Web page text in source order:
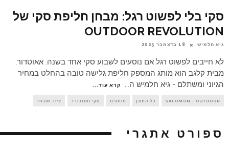
סקי בלי לפשוט רגל: מבחן חליפת סקי של
OUTDOOR REVOLUTION
גיא חלמיש 18 בדצמבר 2025
לא חייבים לפשוט רגל אם נוסעים לשבוע סקי אחד בשנה. אאוטדור,
מבית קלגב הוא מותג המספק חליפת גלישה טובה בהחלט במחיר
הגיוני ומשתלם - גיא חלמיש ה
קרא עוד...
SALOMON - OUTDOOR כל התוכן מותגים סקי וסנובורד ציוד ואבזור
ספורט אתגרי